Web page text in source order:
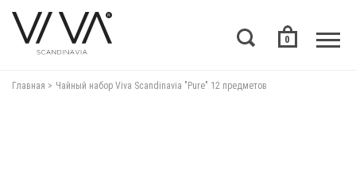
0
Главная Чайный набор Viva Scandinavia "Pure" 12 предметов